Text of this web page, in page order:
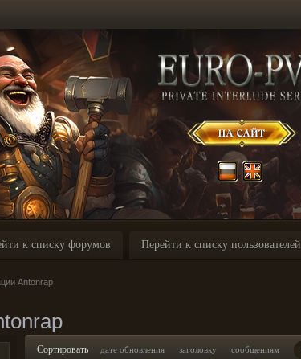
к списку форумов Перейти к списку пользователей
Antonrap
Сортировать дате обновления заголовку сообщениям